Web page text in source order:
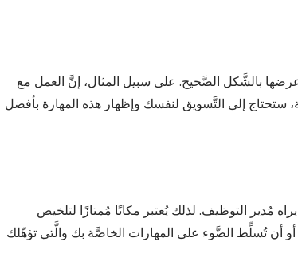
بالشَّكل الصَّحيح. على سبيل المثال، إنَّ العمل مع
ستحتاج إلى التَّسويق لنفسك وإظهار هذه المهارة بأفضل
مُدير التوظيف. لذلك يُعتبر مكانًا مُمتازًا لتلخيص
أن تُسلِّط الضَّوء على المهارات الخاصَّة بك والَّتي تؤهّلك